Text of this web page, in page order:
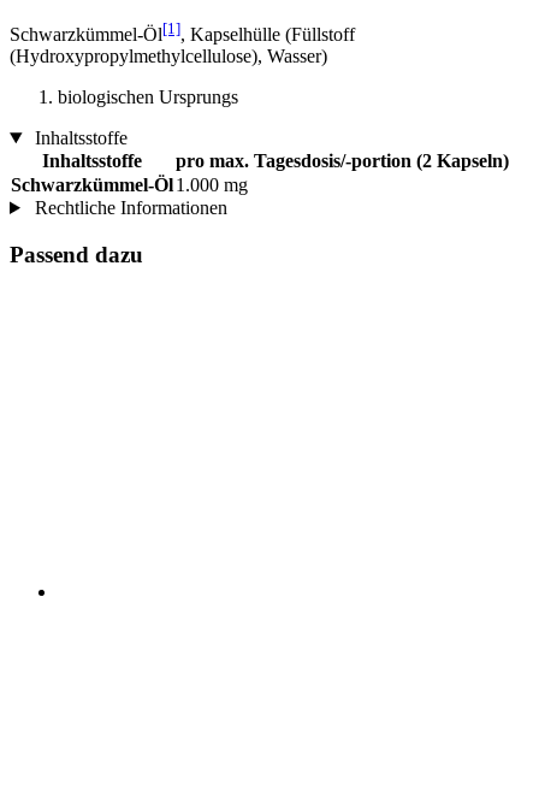
Schwarzkümmel-Öl[1], Kapselhülle (Füllstoff
(Hydroxypropylmethylcellulose), Wasser)
biologischen Ursprungs
Inhaltsstoffe
Inhaltsstoffe
pro max. Tagesdosis/-portion (2 Kapseln)
Schwarzkümmel-Öl1.000 mg
Rechtliche Informationen
Passend dazu